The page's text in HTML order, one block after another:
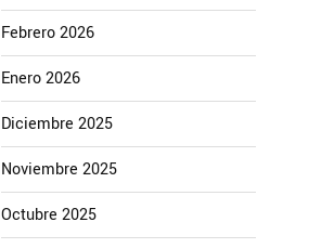
Febrero 2026
Enero 2026
Diciembre 2025
Noviembre 2025
Octubre 2025